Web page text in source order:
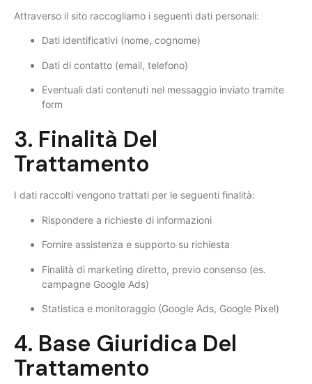
Attraverso il sito raccogliamo i seguenti dati personali:
Dati identificativi (nome, cognome)
Dati di contatto (email, telefono)
Eventuali dati contenuti nel messaggio inviato tramite
form
3. Finalità Del
Trattamento
I dati raccolti vengono trattati per le seguenti finalità:
Rispondere a richieste di informazioni
Fornire assistenza e supporto su richiesta
Finalità di marketing diretto, previo consenso (es.
campagne Google Ads)
Statistica e monitoraggio (Google Ads, Google Pixel)
4. Base Giuridica Del
Trattamento